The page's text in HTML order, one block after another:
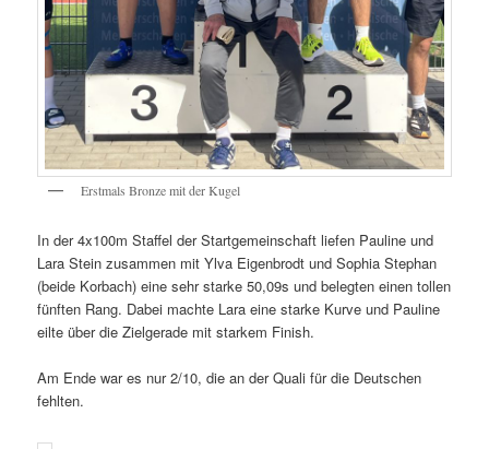
Erstmals Bronze mit der Kugel
In der 4x100m Staffel der Startgemeinschaft liefen Pauline und
Lara Stein zusammen mit Ylva Eigenbrodt und Sophia Stephan
(beide Korbach) eine sehr starke 50,09s und belegten einen tollen
fünften Rang. Dabei machte Lara eine starke Kurve und Pauline
eilte über die Zielgerade mit starkem Finish.
Am Ende war es nur 2/10, die an der Quali für die Deutschen
fehlten.